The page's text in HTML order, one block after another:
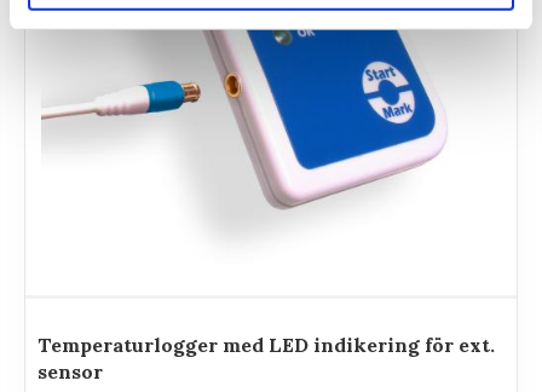
Temperaturlogger med LED indikering för ext.
sensor